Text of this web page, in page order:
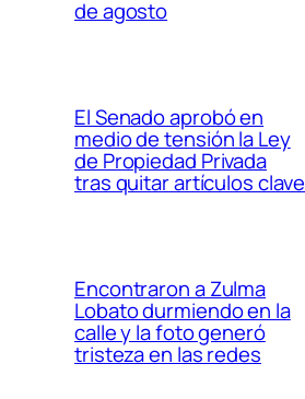
de agosto
El Senado aprobó en
medio de tensión la Ley
de Propiedad Privada
tras quitar artículos clave
Encontraron a Zulma
Lobato durmiendo en la
calle y la foto generó
tristeza en las redes